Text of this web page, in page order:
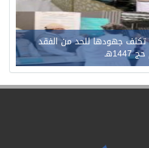
تكثف جهودها للحد من الفقد